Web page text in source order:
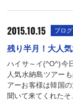
2015.10.15 ブログ
残り半月！大人
ハイサ～イ(^O^)今
人気水納島ツアー
アーお客様は韓国
聞いて来てくれたそ